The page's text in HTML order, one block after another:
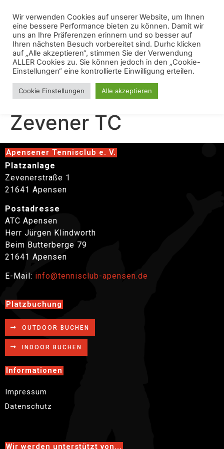
Damen 40 gegen
Zevener TC
Apensener Tennisclub e. V.
Platzanlage
Zevenerstraße 1
21641 Apensen
Postadresse
ATC Apensen
Herr Jürgen Klindworth
Beim Butterberge 79
21641 Apensen
E-Mail: info@tennisclub-apensen.de
Platzbuchung
OUTDOOR BUCHEN
INDOOR BUCHEN
Informationen
Impressum
Datenschutz
Wir werden unterstützt von...
Wir verwenden Cookies auf unserer Website, um Ihnen
eine bessere Performance bieten zu können. Damit wir
uns an Ihre Präferenzen erinnern und so besser auf
Ihren nächsten Besuch vorbereitet sind. Durhc klicken
auf „Alle akzeptieren“, stimmen Sie der Verwendung
ALLER Cookies zu. Sie können jedoch in den „Cookie-
Einstellungen“ eine kontrollierte Einwilligung erteilen.
Cookie Einstellungen Alle akzeptieren